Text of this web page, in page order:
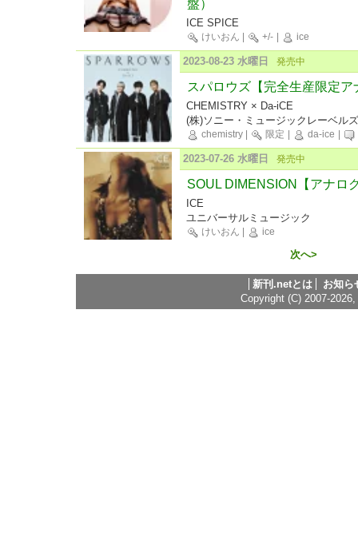
盤）
ICE SPICE
けいおん +/- ice
2023-08-23 水曜日 発売中
スパロウズ【完全生産限定ア
CHEMISTRY × Da-iCE
(株)ソニー・ミュージックレーベルズ
chemistry 限定 da-ice
2023-07-26 水曜日 発売中
SOUL DIMENSION【アナロ
ICE
ユニバーサルミュージック
けいおん ice
次へ>
新刊.netとは
お知ら
Copyright (C) 2007-2026,